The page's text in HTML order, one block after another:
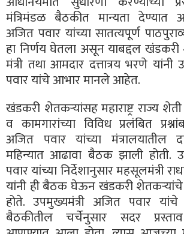
मंत्रिमंडळ बैठकीत मान्यता देण्यात
अजित पवार यांच्या सातत्यपूर्ण
हा निर्णय घेतला असून याबद्दल
मंत्री तथा आमदार दत्तात्रय भरणे यांनी
पवार यांचे आभार मानले आहेत.
खंडकरी शेतकऱ्यांसह महाराष्ट्र राज्य
व कामगारांच्या विविध प्रलंबित
अजित पवार यांच्या मंत्रालयातील
महिन्यात आढावा बैठक झाली होती.
पवार यांच्या निर्देशानुसार महसूलमंत्री
यांनी ही बैठक घेऊन खंडकरी
होते. उपमुख्यमंत्री अजित पवार
बैठकीतील चर्चेनुसार सदर प्रस्ताव